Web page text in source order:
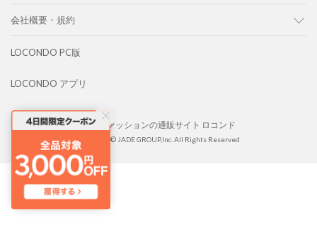
会社概要・規約
LOCONDO PC版
LOCONDO アプリ
靴とファッションの通販サイト ロコンド
Copyright © JADE GROUP,Inc. All Rights Reserved